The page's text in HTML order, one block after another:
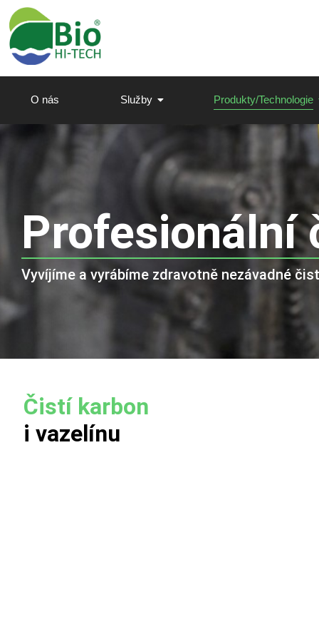
O nás Služby Produkty/Technologie
Profesionální
Vyvíjíme a vyrábíme zdravotně nezávadné
Čistí karbon
i vazelínu